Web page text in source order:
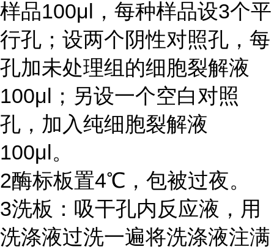
样品100μl ，每种样品设3个平
行孔；设两个阴性对照孔，每
孔加未处理组的细胞裂解液
100μl ；另设一个空白对照
孔，加入纯细胞裂解液
100μl。
2酶标板置4℃ ，包被过夜。
3洗板：吸干孔内反应液，用
洗涤液过洗一遍将洗涤液注满